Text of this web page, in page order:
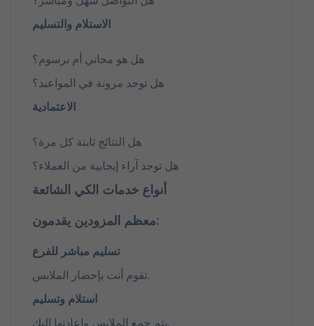
الاستلام والتسليم
هل هو مجاني أم برسوم؟
هل توجد مرونة في المواعيد؟
الاعتمادية
هل النتائج ثابتة كل مرة؟
هل توجد آراء إيجابية من العملاء؟
أنواع خدمات الكي الشائعة
معظم المزودين يقدمون:
تسليم مباشر للفرع
تقوم أنت بإحضار الملابس.
استلام وتسليم
يتم جمع الملابس وإعادتها إليك.